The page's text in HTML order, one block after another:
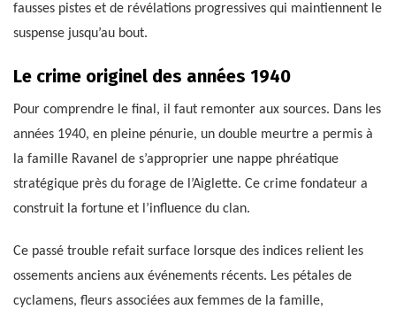
fausses pistes et de révélations progressives qui maintiennent le
suspense jusqu’au bout.
Le crime originel des années 1940
Pour comprendre le final, il faut remonter aux sources. Dans les
années 1940, en pleine pénurie, un double meurtre a permis à
la famille Ravanel de s’approprier une nappe phréatique
stratégique près du forage de l’Aiglette. Ce crime fondateur a
construit la fortune et l’influence du clan.
Ce passé trouble refait surface lorsque des indices relient les
ossements anciens aux événements récents. Les pétales de
cyclamens, fleurs associées aux femmes de la famille,